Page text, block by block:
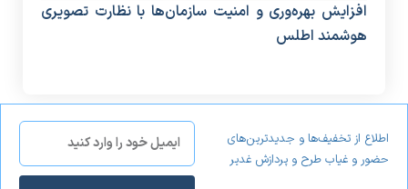
افزایش بهره‌وری و امنیت سازمان‌ها با نظارت تصویری
هوشمند اطلس
اطلاع از تخفیف‌ها و جدیدترین‌های
حضور و غیاب طرح و پردازش غدیر